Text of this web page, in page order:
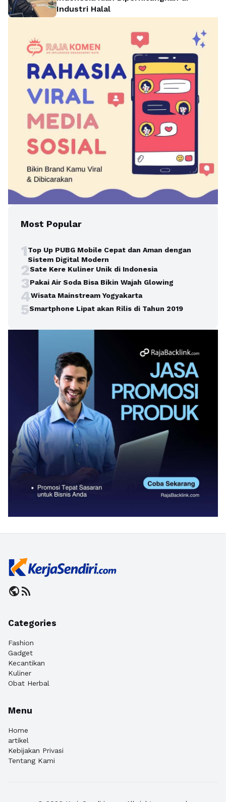
Industri Halal
Most Popular
1Top Up PUBG Mobile Cepat dan Aman dengan
Sistem Digital Modern
2Sate Kere Kuliner Unik di Indonesia
3Pakai Air Soda Bisa Bikin Wajah Glowing
4Wisata Mainstream Yogyakarta
5Smartphone Lipat akan Rilis di Tahun 2019
publicrss_feed
Categories
Fashion
Gadget
Kecantikan
Kuliner
Obat Herbal
Menu
Home
artikel
Kebijakan Privasi
Tentang Kami